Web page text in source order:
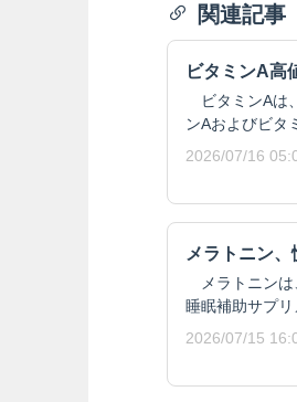
関連記事
ビタミンA高
ビタミンAは
ンAおよびビタ
2026/07/16
メラトニン
メラトニンは
睡眠補助サプリ
2026/07/15